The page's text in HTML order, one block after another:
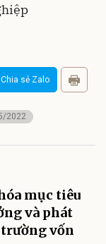
Chia sẻ Zalo
2022
mục tiêu
và phát
vốn